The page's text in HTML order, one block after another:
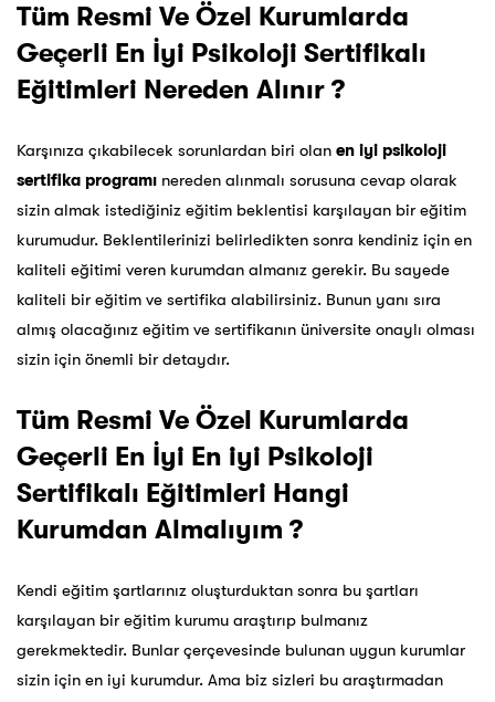
Tüm Resmi Ve Özel Kurumlarda
Geçerli En İyi Psikoloji Sertifikalı
Eğitimleri Nereden Alınır ?
Karşınıza çıkabilecek sorunlardan biri olan en iyi psikoloji
sertifika programı nereden alınmalı sorusuna cevap olarak
sizin almak istediğiniz eğitim beklentisi karşılayan bir eğitim
kurumudur. Beklentilerinizi belirledikten sonra kendiniz için en
kaliteli eğitimi veren kurumdan almanız gerekir. Bu sayede
kaliteli bir eğitim ve sertifika alabilirsiniz. Bunun yanı sıra
almış olacağınız eğitim ve sertifikanın üniversite onaylı olması
sizin için önemli bir detaydır.
Tüm Resmi Ve Özel Kurumlarda
Geçerli En İyi En iyi Psikoloji
Sertifikalı Eğitimleri Hangi
Kurumdan Almalıyım ?
Kendi eğitim şartlarınız oluşturduktan sonra bu şartları
karşılayan bir eğitim kurumu araştırıp bulmanız
gerekmektedir. Bunlar çerçevesinde bulunan uygun kurumlar
sizin için en iyi kurumdur. Ama biz sizleri bu araştırmadan